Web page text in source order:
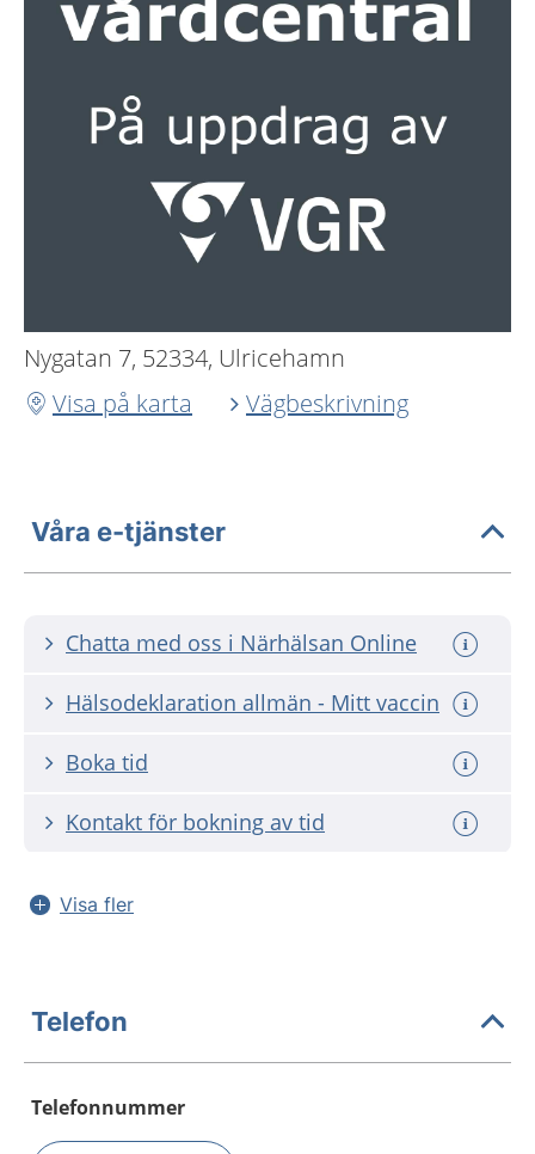
Nygatan 7, 52334, Ulricehamn
Visa på karta
Vägbeskrivning
Våra e-tjänster
Chatta med oss i Närhälsan Online
Hälsodeklaration allmän - Mitt vaccin
Boka tid
Kontakt för bokning av tid
Visa fler
Telefon
Telefonnummer